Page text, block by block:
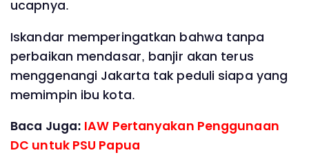
ucapnya.
Iskandar memperingatkan bahwa tanpa
perbaikan mendasar, banjir akan terus
menggenangi Jakarta tak peduli siapa yang
memimpin ibu kota.
Baca Juga: IAW Pertanyakan Penggunaan
DC untuk PSU Papua